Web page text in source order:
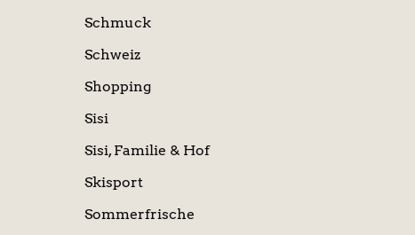
Schmuck
Schweiz
Shopping
Sisi
Sisi, Familie & Hof
Skisport
Sommerfrische